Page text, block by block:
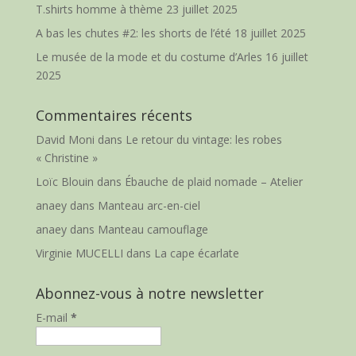
T.shirts homme à thème 23 juillet 2025
A bas les chutes #2: les shorts de l’été 18 juillet 2025
Le musée de la mode et du costume d’Arles 16 juillet
2025
Commentaires récents
David Moni dans Le retour du vintage: les robes
« Christine »
Loïc Blouin dans Ébauche de plaid nomade – Atelier
anaeydans Manteau arc-en-ciel
anaeydans Manteau camouflage
Virginie MUCELLI dans La cape écarlate
Abonnez-vous à notre newsletter
E-mail *